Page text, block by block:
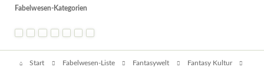
-
Gelegenheiten
Fabelwesen-Kategorien
Start Fabelwesen-Liste Fantasywelt Fantasy Kultur